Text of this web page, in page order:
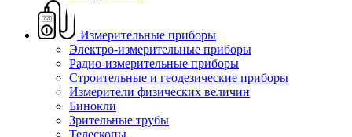
Измерительные приборы
Электро-измерительные приборы
Радио-измерительные приборы
Строительные и геодезические приборы
Измерители физических величин
Бинокли
Зрительные трубы
Телескопы